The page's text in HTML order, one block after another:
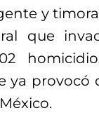
y
que
ya provocó